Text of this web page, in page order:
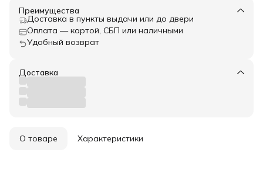
Преимущества
Доставка в пункты выдачи или до двери
Оплата — картой, СБП или наличными
Удобный возврат
Доставка
О товаре Характеристики